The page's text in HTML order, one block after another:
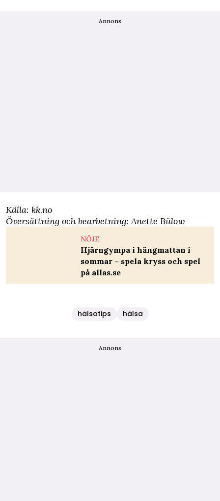
Annons
Källa: kk.no
Översättning och bearbetning: Anette Bülow
NÖJE
Hjärngympa i hängmattan i
sommar – spela kryss och spel
på allas.se
hälsotips hälsa
Annons